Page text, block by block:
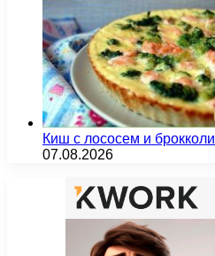
Киш с лососем и брокколи
07.08.2026